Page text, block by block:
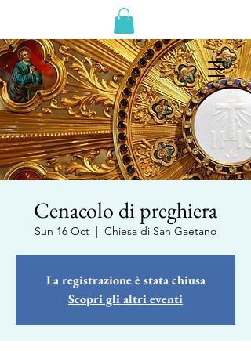
Cenacolo di preghiera
Sun 16 Oct Chiesa di San Gaetano
La registrazione è stata chiusa
Scopri gli altri eventi